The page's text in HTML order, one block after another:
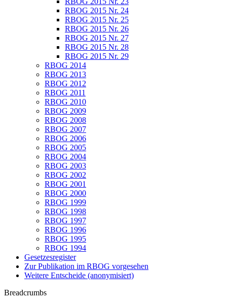
RBOG 2015 Nr. 24
RBOG 2015 Nr. 25
RBOG 2015 Nr. 26
RBOG 2015 Nr. 27
RBOG 2015 Nr. 28
RBOG 2015 Nr. 29
RBOG 2014
RBOG 2013
RBOG 2012
RBOG 2011
RBOG 2010
RBOG 2009
RBOG 2008
RBOG 2007
RBOG 2006
RBOG 2005
RBOG 2004
RBOG 2003
RBOG 2002
RBOG 2001
RBOG 2000
RBOG 1999
RBOG 1998
RBOG 1997
RBOG 1996
RBOG 1995
RBOG 1994
Gesetzesregister
Zur Publikation im RBOG vorgesehen
Weitere Entscheide (anonymisiert)
Breadcrumbs